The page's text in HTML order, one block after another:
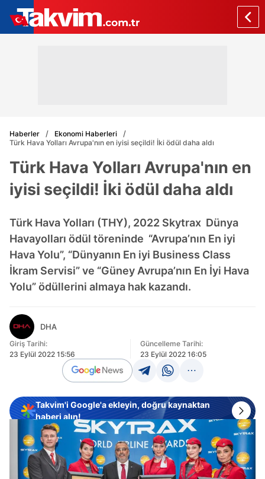
Haberler
Ekonomi Haberleri
Türk Hava Yolları Avrupa'nın en iyisi seçildi! İki ödül daha aldı
Türk Hava Yolları Avrupa'nın en
iyisi seçildi! İki ödül daha aldı
Türk Hava Yolları (THY), 2022 Skytrax Dünya
Havayolları ödül töreninde “Avrupa’nın En iyi
Hava Yolu”, “Dünyanın En iyi Business Class
İkram Servisi” ve “Güney Avrupa’nın En İyi Hava
Yolu” ödüllerini almaya hak kazandı.
DHA
Giriş Tarihi:
23 Eylül 2022 15:56
Güncelleme Tarihi:
23 Eylül 2022 16:05
Takvim'i Google'a ekleyin, doğru kaynaktan
haberi alın!